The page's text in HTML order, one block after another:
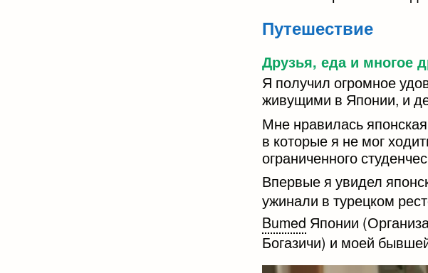
Путешествие
Друзья, еда и многое
Я получил огромное
живущими в Японии, и
Мне нравилась
в которые я не мог
ограниченного
Впервые я увидел
ужинали в турецком
Bumed Японии
Богазичи) и моей